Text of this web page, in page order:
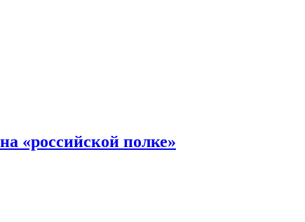
«российской полке»